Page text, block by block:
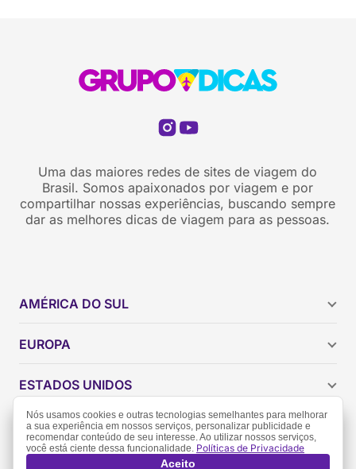
Uma das maiores redes de sites de viagem do
Brasil. Somos apaixonados por viagem e por
compartilhar nossas experiências, buscando sempre
dar as melhores dicas de viagem para as pessoas.
AMÉRICA DO SUL
Brasil
Colômbia
Peru
Uruguai
EUROPA
ESTADOS UNIDOS
Califórnia
Flórida
Geórgia
Política de PrivacidadeTermos de Uso
Nós usamos cookies e outras tecnologias semelhantes para melhorar
a sua experiência em nossos serviços, personalizar publicidade e
recomendar conteúdo de seu interesse. Ao utilizar nossos serviços,
você está ciente dessa funcionalidade. Políticas de Privacidade
Aceito